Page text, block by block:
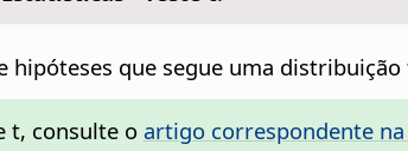
hipóteses que segue uma distribuição
t, consulte o artigo correspondente